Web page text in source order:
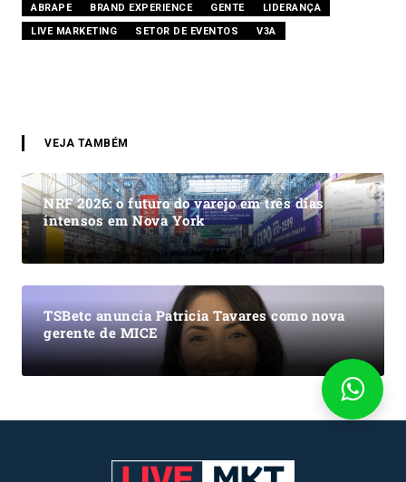
ABRAPE BRAND EXPERIENCE GENTE
LIDERANÇA
LIVE MARKETING
SETOR DE EVENTOS V3A
VEJA TAMBÉM
NRF 2026: o futuro do varejo em três dias
intensos em Nova York
TSBetc anuncia Patricia Tavares como nova
gerente de MICE